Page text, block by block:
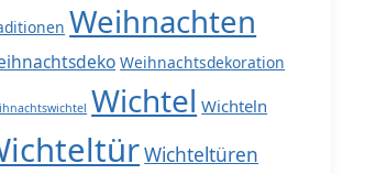
Weihnachten
Weihnachtsdekoration
Wichtel Wichteln
Wichteltüren